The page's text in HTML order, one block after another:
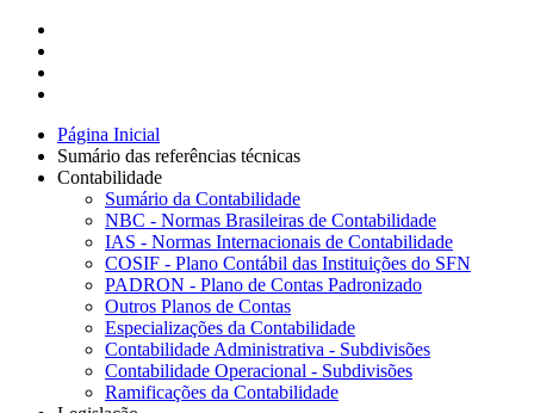
Página Inicial
Sumário das referências técnicas
Contabilidade
Sumário da Contabilidade
NBC - Normas Brasileiras de Contabilidade
IAS - Normas Internacionais de Contabilidade
COSIF - Plano Contábil das Instituições do SFN
PADRON - Plano de Contas Padronizado
Outros Planos de Contas
Especializações da Contabilidade
Contabilidade Administrativa - Subdivisões
Contabilidade Operacional - Subdivisões
Ramificações da Contabilidade